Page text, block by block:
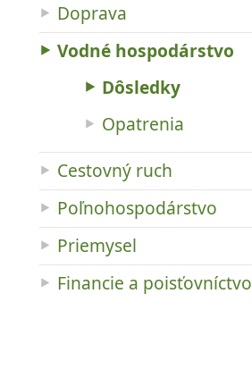
Doprava
Vodné hospodárstvo
Dôsledky
Opatrenia
Cestovný ruch
Poľnohospodárstvo
Priemysel
Financie a poisťovníctvo